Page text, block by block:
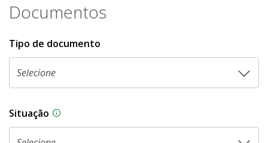
Documentos
Tipo de documento
Situação Na CLDF, as proposições legislativas